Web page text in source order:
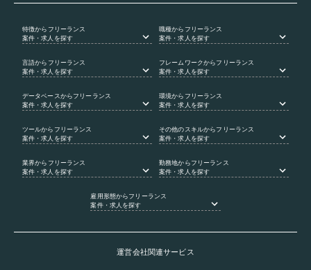
特徴からフリーランス
案件・求人を探す
職種からフリーランス
案件・求人を探す
言語からフリーランス
案件・求人を探す
フレームワークからフリーランス
案件・求人を探す
データベース からフリーランス
案件・求人を探す
環境からフリーランス
案件・求人を探す
ツールからフリーランス
案件・求人を探す
その他のスキルからフリーランス
案件・求人を探す
業界からフリーランス
案件・求人を探す
勤務地からフリーランス
案件・求人を探す
雇用形態からフリーランス
案件・求人を探す
運営会社関連サービス